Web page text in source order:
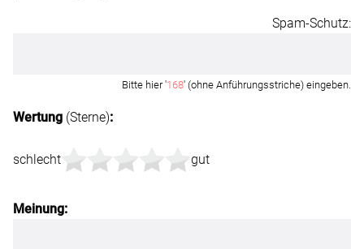
Spam-Schutz:
Bitte hier '168' (ohne Anführungsstriche) eingeben.
Wertung (Sterne):
schlecht gut
Meinung: